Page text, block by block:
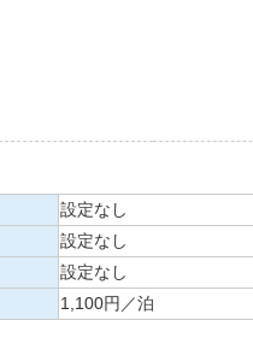
設定なし
設定なし
設定なし
1,100円／泊